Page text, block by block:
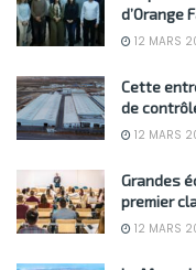
d’Orange
12 MARS
Cette
de
12 MARS
Grandes
premier
12 MARS